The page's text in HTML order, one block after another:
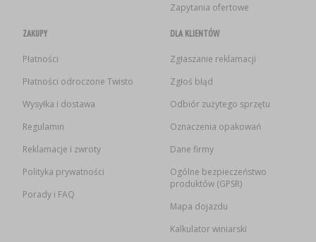
Zapytania ofertowe
ZAKUPY
Płatności
Płatności odroczone Twisto
Wysyłka i dostawa
Regulamin
Reklamacje i zwroty
Polityka prywatności
Porady i FAQ
DLA KLIENTÓW
Zgłaszanie reklamacji
Zgłoś błąd
Odbiór zużytego sprzętu
Oznaczenia opakowań
Dane firmy
Ogólne bezpieczeństwo
produktów (GPSR)
Mapa dojazdu
Kalkulator winiarski